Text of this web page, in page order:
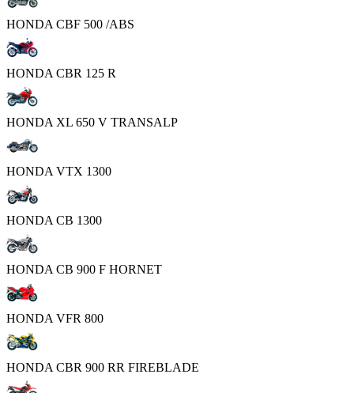
HONDA CBF 500 /ABS
HONDA CBR 125 R
HONDA XL 650 V TRANSALP
HONDA VTX 1300
HONDA CB 1300
HONDA CB 900 F HORNET
HONDA VFR 800
HONDA CBR 900 RR FIREBLADE